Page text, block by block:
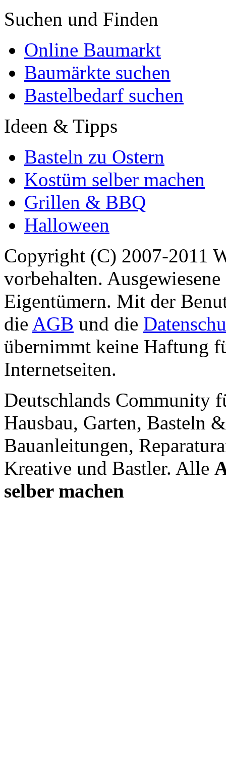
Suchen und Finden
Online Baumarkt
Baumärkte suchen
Bastelbedarf suchen
Ideen & Tipps
Basteln zu Ostern
Kostüm selber machen
Grillen & BBQ
Halloween
Copyright (C) 2007-2011
vorbehalten.
Eigentümern. Mit der
die AGB und die
übernimmt keine Haftung
Internetseiten.
Deutschlands Community
Hausbau, Garten, Basteln
Bauanleitungen,
Kreative und Bastler. Alle
selber machen